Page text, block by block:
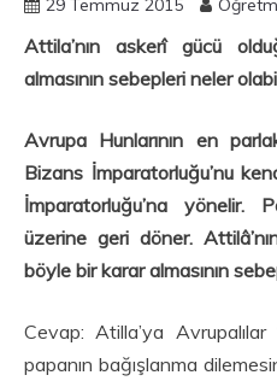
29 Temmuz 2015
Attila’nın askerî gücü
almasının sebepleri neler
Avrupa Hunlarının en
Bizans İmparatorluğu’nu
İmparatorluğu’na yönelir.
üzerine geri döner.
böyle bir karar almasının
Cevap: Atilla’ya Avrupalılar
papanın bağışlanma